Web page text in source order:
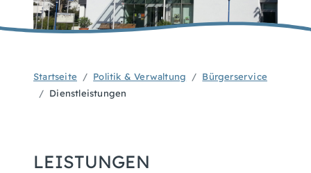
Startseite Politik & Verwaltung
Bürgerservice
Dienstleistungen
LEISTUNGEN